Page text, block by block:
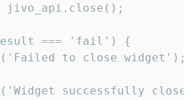
jivo_api.close();
=== 'fail') {
to close widget');
successfully